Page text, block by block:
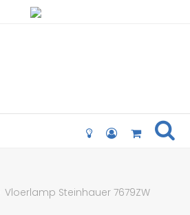
lightbulb-
user-Cart
Vloerlamp Steinhauer 7679ZW